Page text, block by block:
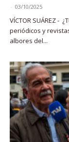
- 03/10/2025
VÍCTOR SUÁREZ -
periódicos y
albores del...